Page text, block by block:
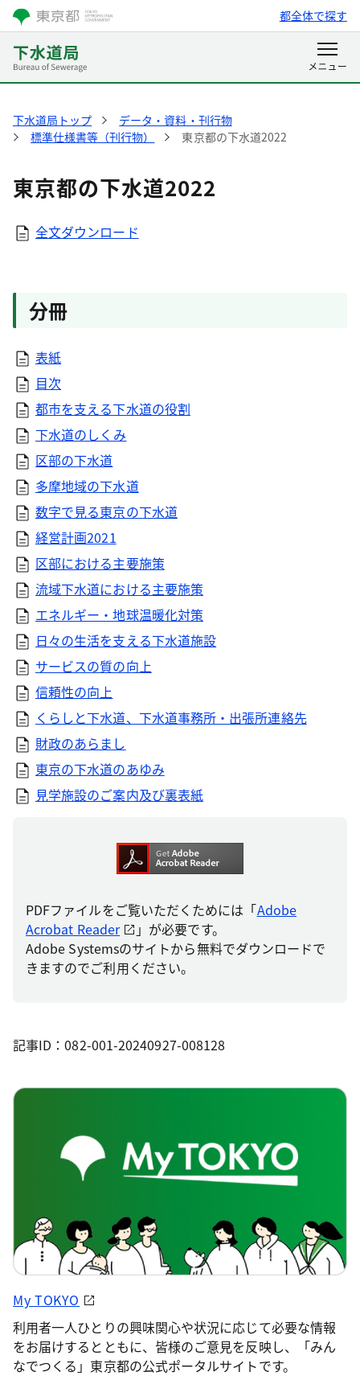
都全体で探す
下水道局トップ
データ・資料・刊行物
標準仕様書等（刊行物）
東京都の下水道2022
東京都の下水道2022
全文ダウンロード
分冊
表紙
目次
都市を支える下水道の役割
下水道のしくみ
区部の下水道
多摩地域の下水道
数字で見る東京の下水道
経営計画2021
区部における主要施策
流域下水道における主要施策
エネルギー・地球温暖化対策
日々の生活を支える下水道施設
サービスの質の向上
信頼性の向上
くらしと下水道、下水道事務所・出張所連絡先
財政のあらまし
東京の下水道のあゆみ
見学施設のご案内及び裏表紙
PDFファイルをご覧いただくためには「Adobe
Acrobat Reader
」が必要です。
Adobe Systemsのサイトから無料でダウンロードで
きますのでご利用ください。
記事ID：082-001-20240927-008128
My TOKYO
利用者一人ひとりの興味関心や状況に応じて必要な情報
をお届けするとともに、皆様のご意見を反映し、「みん
なでつくる」東京都の公式ポータルサイトです。